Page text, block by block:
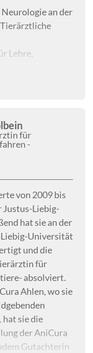
und ist
an der
Lehre,
für
-
von 2009 bis
Justus-Liebig-
hat sie an der
Universität
und die
für
absolviert.
Ahlen, wo sie
sie die
der AniCura
Gutachterin